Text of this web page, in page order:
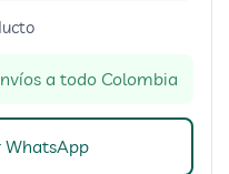
a todo Colombia
WhatsApp